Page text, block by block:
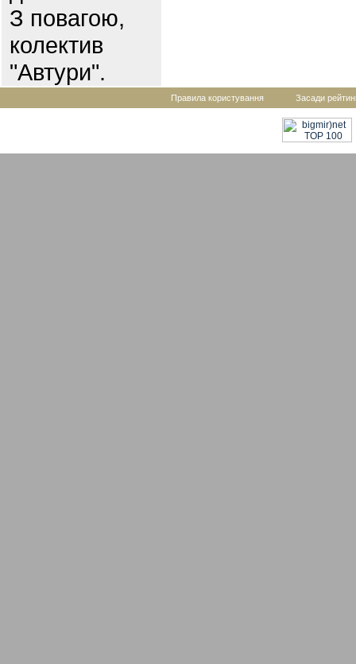
З повагою,
колектив
"Автури".
Правила користування Засади